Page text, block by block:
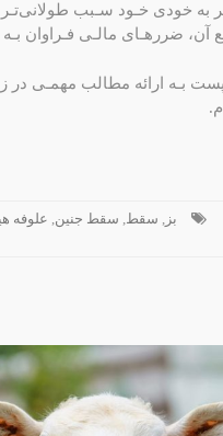
به خودی خـود سـبب
آن، ضررهـای مالـی فـراوان
پست بـه ارائه مطالب مهمـی
بز , سقط, سقط جنین, علوفه